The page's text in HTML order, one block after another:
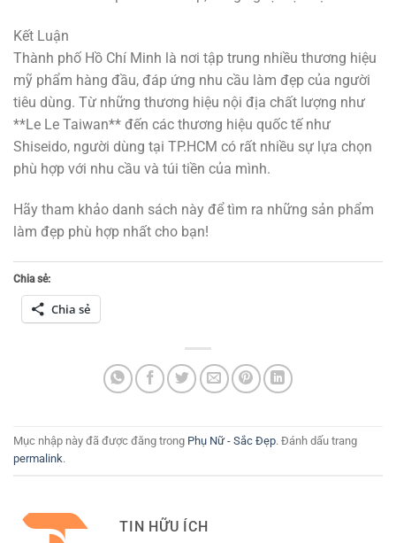
Kết Luận
Thành phố Hồ Chí Minh là nơi tập trung nhiều thương hiệu
mỹ phẩm hàng đầu, đáp ứng nhu cầu làm đẹp của người
tiêu dùng. Từ những thương hiệu nội địa chất lượng như
**Le Le Taiwan** đến các thương hiệu quốc tế như
Shiseido, người dùng tại TP.HCM có rất nhiều sự lựa chọn
phù hợp với nhu cầu và túi tiền của mình.
Hãy tham khảo danh sách này để tìm ra những sản phẩm
làm đẹp phù hợp nhất cho bạn!
Chia sẻ:
Chia sẻ
Mục nhập này đã được đăng trong Phụ Nữ - Sắc Đẹp. Đánh dấu trang
permalink.
TIN HỮU ÍCH